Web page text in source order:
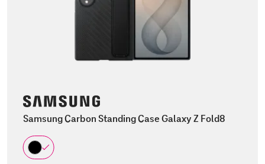
Samsung Carbon Standing Case Galaxy Z Fold8